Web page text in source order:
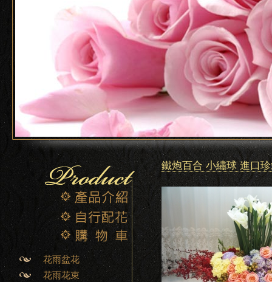
花雨盆花
花雨花束
鐵炮百合 小繡球 進口